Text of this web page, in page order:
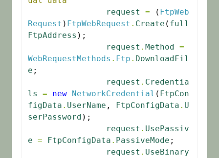
request
= ( FtpWeb
Request ) FtpWebRequest . Create ( full
FtpAddress );
request . Method =
WebRequestMethods . Ftp . DownloadFil
e ;
request . Credentia
ls
= new NetworkCredential ( FtpCon
figData . UserName , FtpConfigData . U
serPassword );
request . UsePassiv
e = FtpConfigData . PassiveMode ;
request . UseBinary